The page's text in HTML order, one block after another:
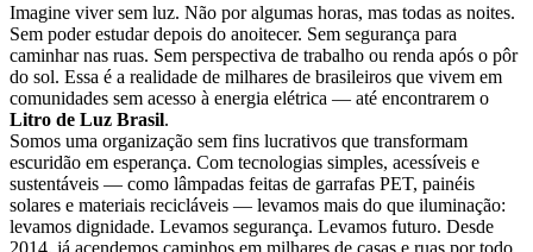
Imagine viver sem luz. Não por algumas horas, mas todas as noites.
Sem poder estudar depois do anoitecer. Sem segurança para
caminhar nas ruas. Sem perspectiva de trabalho ou renda após o pôr
do sol. Essa é a realidade de milhares de brasileiros que vivem em
comunidades sem acesso à energia elétrica — até encontrarem o
Litro de Luz Brasil.
Somos uma organização sem fins lucrativos que transformam
escuridão em esperança. Com tecnologias simples, acessíveis e
sustentáveis ​​— como lâmpadas feitas de garrafas PET, painéis
solares e materiais recicláveis ​​— levamos mais do que iluminação:
levamos dignidade. Levamos segurança. Levamos futuro. Desde
2014, já acendemos caminhos em milhares de casas e ruas por todo